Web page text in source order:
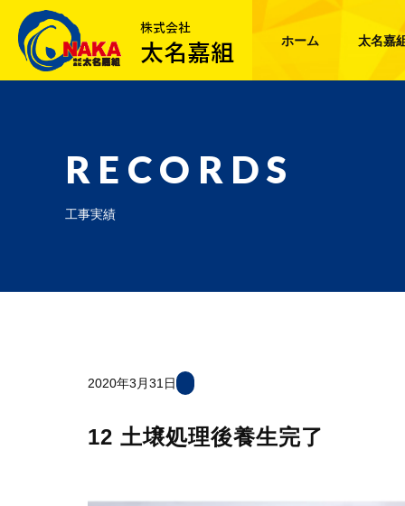
ホーム 太名嘉
RECORDS
工事実績
2020年3月31日
12 土壌処理後養生完了